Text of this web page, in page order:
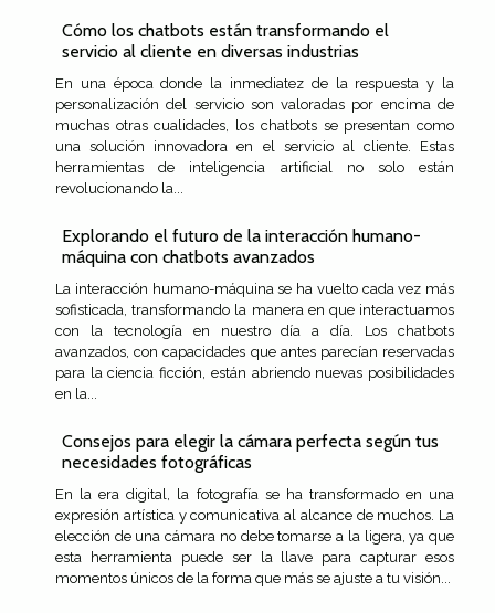
Cómo los chatbots están transformando el
servicio al cliente en diversas industrias
En una época donde la inmediatez de la respuesta y la
personalización del servicio son valoradas por encima de
muchas otras cualidades, los chatbots se presentan como
una solución innovadora en el servicio al cliente. Estas
herramientas de inteligencia artificial no solo están
revolucionando la...
Explorando el futuro de la interacción humano-
máquina con chatbots avanzados
La interacción humano-máquina se ha vuelto cada vez más
sofisticada, transformando la manera en que interactuamos
con la tecnología en nuestro día a día. Los chatbots
avanzados, con capacidades que antes parecían reservadas
para la ciencia ficción, están abriendo nuevas posibilidades
en la...
Consejos para elegir la cámara perfecta según tus
necesidades fotográficas
En la era digital, la fotografía se ha transformado en una
expresión artística y comunicativa al alcance de muchos. La
elección de una cámara no debe tomarse a la ligera, ya que
esta herramienta puede ser la llave para capturar esos
momentos únicos de la forma que más se ajuste a tu visión...